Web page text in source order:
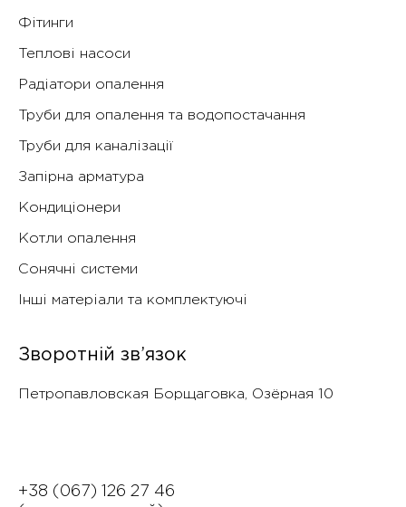
Фітинги
Теплові насоси
Радіатори опалення
Труби для опалення та водопостачання
Труби для каналізації
Запірна арматура
Кондиціонери
Котли опалення
Сонячні системи
Інші матеріали та комплектуючі
Зворотній зв’язок
Петропавловская Борщаговка, Озëрная 10
+38 (067) 126 27 46